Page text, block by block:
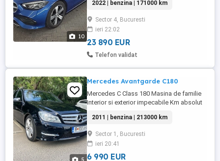
10
***Fabricatie 2022 =NAVIGATIE MARE
TOUCHSCREEN FULL EUR+RO
=MULTIMEDIA USB BLUETOOTH
TELEFON CARPLAY =SISTEM AUDIO
PREMIUM =VOLAN SPORT
MULTIFUNCTIONAL TOUCH, PIELE,
REGLABIL CU PADELE ***LUMINI ...
2022 | benzina | 171000 km
Sector 4, Bucuresti
ieri 22:02
23 890 EUR
Telefon validat
5
Mercedes Avantgarde C180
Mercedes C Class 180 Masina de familie
Interior si exterior impecabile Km absolut
acte cu impozit achitat Navigație Interior
piele partial ( fără urme de uzura- inclusiv
scaun sofer ) Volan piele ( fără urme de
uzura) Model Avantgarde
2011 | benzina | 213000 km
Sector 1, Bucuresti
ieri 20:41
6 990 EUR